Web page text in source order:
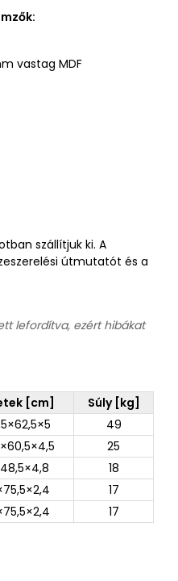
vastag MDF
szállítjuk ki. A
útmutatót és a
lefordítva, ezért hibákat
[cm]
Súly [kg]
49
25
18
17
17